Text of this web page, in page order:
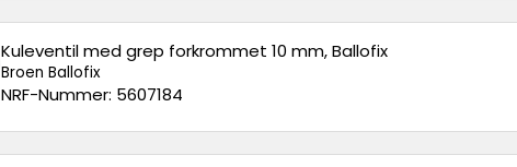
Kuleventil med grep forkrommet 10 mm, Ballofix
Broen Ballofix
NRF-Nummer: 5607184